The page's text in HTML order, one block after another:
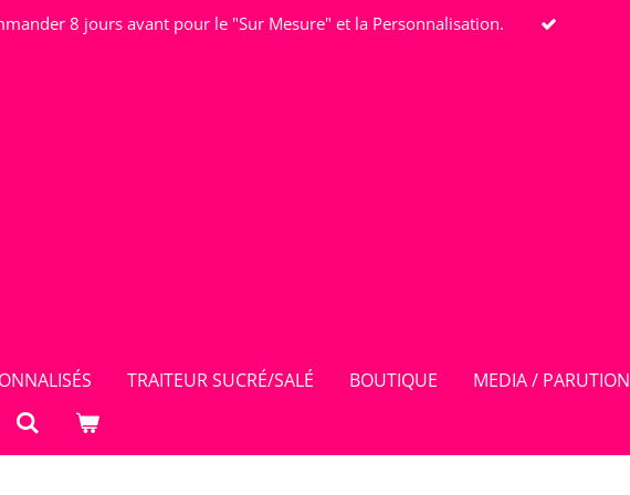
8 jours avant pour le "Sur Mesure" et la Personnalisation.
TRAITEUR SUCRÉ/SALÉ BOUTIQUE MEDIA / PARUTION